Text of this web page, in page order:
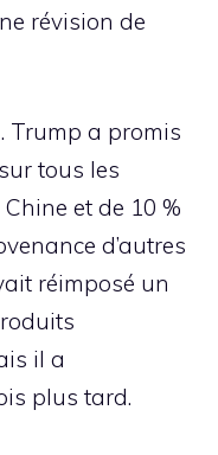
révision de
Trump a promis
tous les
et de 10 %
d’autres
réimposé un
il a
plus tard.